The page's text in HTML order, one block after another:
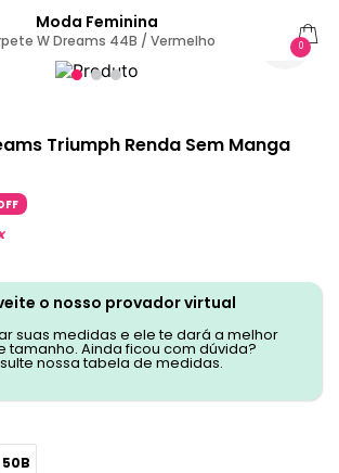
Moda Feminina
W Dreams 44B / Vermelho 0
Triumph Renda Sem Manga
o nosso provador virtual
suas medidas e ele te dará a melhor
tamanho. Ainda ficou com dúvida?
nossa tabela de medidas.
50B